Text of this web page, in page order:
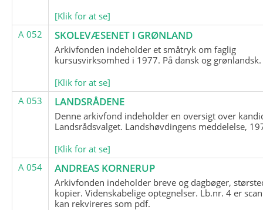
[Klik for at se]
A 052
SKOLEVÆSENET I GRØNLAND
Arkivfonden indeholder et småtryk om faglig
kursusvirksomhed i 1977. På dansk og grønlandsk.
[Klik for at se]
A 053
LANDSRÅDENE
Denne arkivfond indeholder en oversigt over
Landsrådsvalget. Landshøvdingens meddelelse,
[Klik for at se]
A 054
ANDREAS KORNERUP
Arkivfonden indeholder breve og dagbøger,
kopier. Videnskabelige optegnelser. Lb.nr. 4 er
kan rekvireres som pdf.